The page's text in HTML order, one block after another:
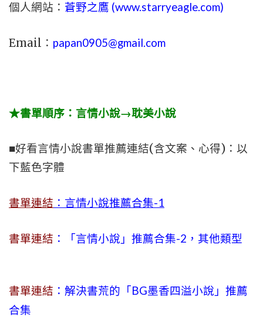
個人網站： 蒼野之鷹 (www.starryeagle.com)
Email： papan0905@gmail.com
★書單順序：言情小說→耽美小說
■好看言情小說書單推薦連結(含文案、心得)：以
下藍色字體
書單連結 ：言情小說推薦合集-1
書單連結 ：「言情小說」推薦合集-2，其他類型
書單連結 ：解決書荒的「BG墨香四溢小說」推薦
合集